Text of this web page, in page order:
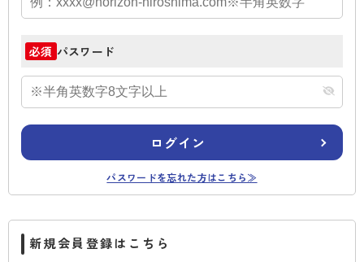
必須 パスワード
ログイン
パスワードを忘れた方はこちら≫
新規会員登録はこちら